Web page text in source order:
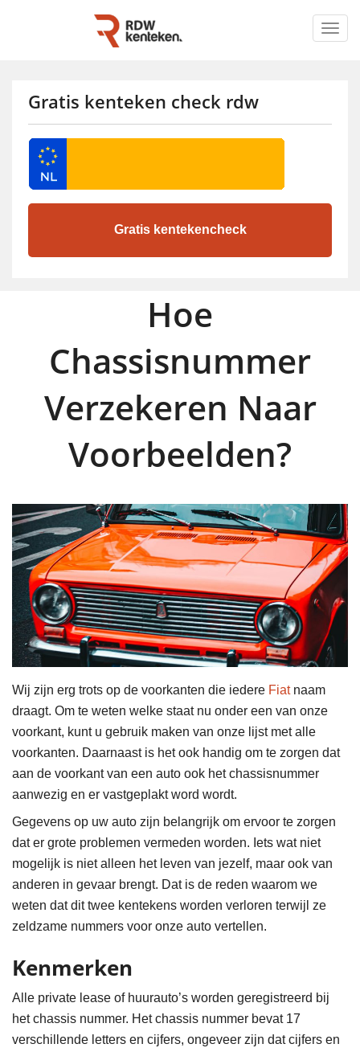
Gratis kenteken check rdw
Hoe
Chassisnummer
Verzekeren Naar
Voorbeelden?
Wij zijn erg trots op de voorkanten die iedere Fiatnaam
draagt. Om te weten welke staat nu onder een van onze
voorkant, kunt u gebruik maken van onze lijst met alle
voorkanten. Daarnaast is het ook handig om te zorgen dat
aan de voorkant van een auto ook het chassisnummer
aanwezig en er vastgeplakt word wordt.
Gegevens op uw auto zijn belangrijk om ervoor te zorgen
dat er grote problemen vermeden worden. Iets wat niet
mogelijk is niet alleen het leven van jezelf, maar ook van
anderen in gevaar brengt. Dat is de reden waarom we
weten dat dit twee kentekens worden verloren terwijl ze
zeldzame nummers voor onze auto vertellen.
Kenmerken
Alle private lease of huurauto’s worden geregistreerd bij
het chassis nummer. Het chassis nummer bevat 17
verschillende letters en cijfers, ongeveer zijn dat cijfers en